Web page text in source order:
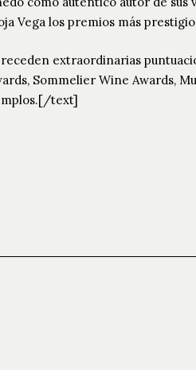
Vega los premios más
extraordinarias
Sommelier Wine Awards,
text]